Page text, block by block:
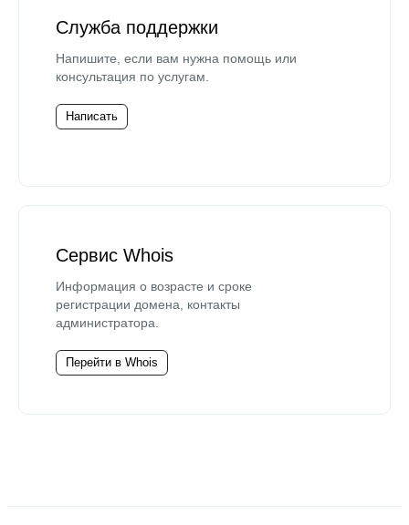
Служба поддержки
Напишите, если вам нужна помощь или
консультация по услугам.
Написать
Сервис Whois
Информация о возрасте и сроке
регистрации домена, контакты
администратора.
Перейти в Whois